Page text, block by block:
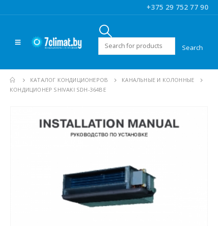
+375 29 752 77 90
Искать:
КАТАЛОГ КОНДИЦИОНЕРОВ
КАНАЛЬНЫЕ И КОЛОННЫЕ
КОНДИЦИОНЕР SHIVAKI SDH-364BE